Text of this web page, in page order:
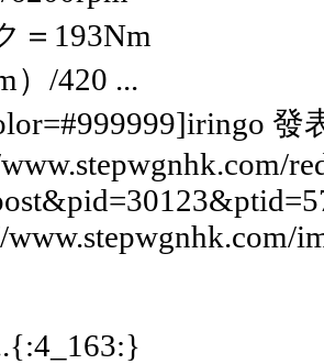
＝193Nm
）/420 ...
發